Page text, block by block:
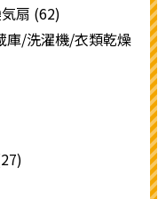
扇 (62)
/洗濯機/衣類乾燥